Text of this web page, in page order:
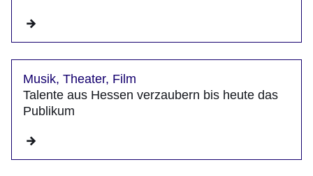
Musik, Theater, Film
Talente aus Hessen verzaubern bis heute das
Publikum